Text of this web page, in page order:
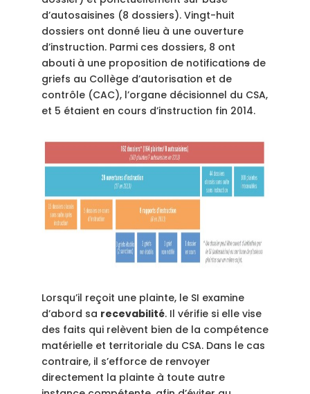
d’autosaisines (8 dossiers). Vingt-huit
dossiers ont donné lieu à une ouverture
d’instruction. Parmi ces dossiers, 8 ont
abouti à une proposition de notificationsde
griefs au Collège d’autorisation et de
contrôle (CAC), l’organe décisionnel du CSA,
et 5 étaient en cours d’instruction fin 2014.
Lorsqu’il reçoit une plainte, le SI examine
d’abord sa recevabilité. Il vérifie si elle vise
des faits qui relèvent bien de la compétence
matérielle et territoriale du CSA. Dans le cas
contraire, il s’efforce de renvoyer
directement la plainte à toute autre